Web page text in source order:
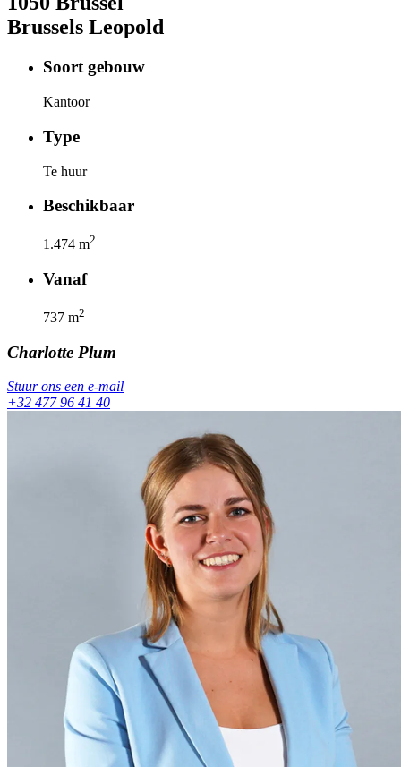
Brussels Leopold
Soort gebouw
Kantoor
Type
Te huur
Beschikbaar
1.474 m2
Vanaf
737 m2
Charlotte Plum
Stuur ons een e-mail
+32 477 96 41 40